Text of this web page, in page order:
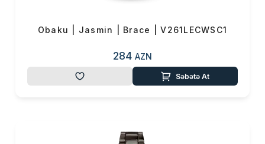
Obaku | Jasmin | Brace | V261LECWSC1
284 AZN
Səbətə At